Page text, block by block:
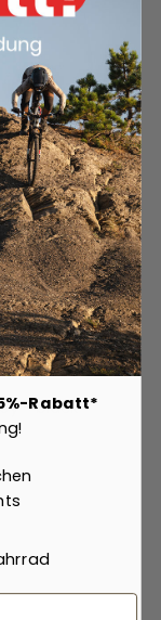
- black
Rabatt*